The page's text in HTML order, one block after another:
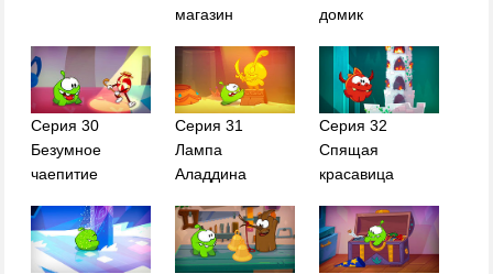
магазин
домик
Серия 30
Безумное
чаепитие
Серия 31
Лампа
Аладдина
Серия 32
Спящая
красавица